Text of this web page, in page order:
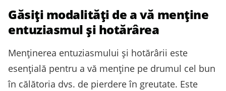
Găsiți modalități de a vă menține
entuziasmul și hotărârea
Menținerea entuziasmului și hotărârii este
esențială pentru a vă menține pe drumul cel bun
în călătoria dvs. de pierdere în greutate. Este